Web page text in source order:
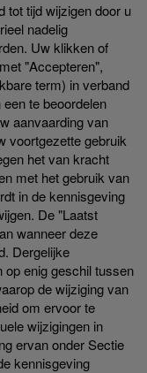
tot tijd wijzigen door u
nadelig
Uw klikken of
"Accepteren",
term) in verband
te beoordelen
aanvaarding van
voortgezette gebruik
het van kracht
met het gebruik van
in de kennisgeving
De "Laatst
wanneer deze
Dergelijke
op enig geschil tussen
de wijziging van
om ervoor te
wijzigingen in
ervan onder Sectie
kennisgeving